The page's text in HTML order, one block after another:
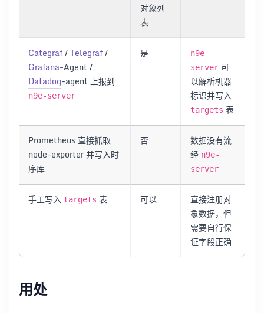
对象列
表
Categraf/Telegraf/
Grafana-Agent /
Datadog-agent 上报到
n9e-server
是
n9e-
server 可
以解析机器
标识并写入
targets 表
Prometheus 直接抓取
node-exporter 并写入时
序库
否
数据没有流
经 n9e-
server
手工写入 targets 表 可以
直接注册对
象数据，但
需要自行保
证字段正确
用处